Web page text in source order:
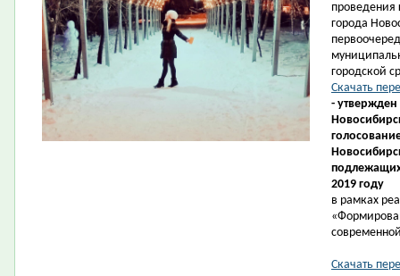
проведения
города
городской
Скачать
- утвержден
подлежащих
2019 году
в рамках
Скачать